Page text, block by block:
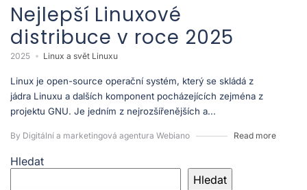
Nejlepší Linuxové
distribuce v roce 2025
2025 Linux a svět Linuxu
Linux je open-source operační systém, který se skládá z
jádra Linuxu a dalších komponent pocházejících zejména z
projektu GNU. Je jedním z nejrozšířenějších a...
By Digitální a marketingová agentura Webiano Read more
Hledat
Hledat